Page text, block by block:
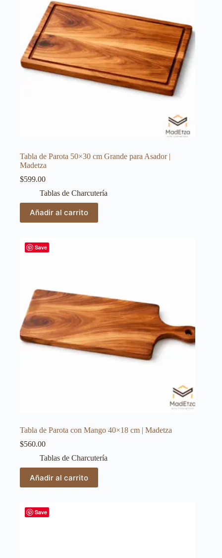
Tabla de Parota 50×30 cm Grande para Asador |
Madetza
$599.00
Tablas de Charcutería
Añadir al carrito
Save
Tabla de Parota con Mango 40×18 cm | Madetza
$560.00
Tablas de Charcutería
Añadir al carrito
Save